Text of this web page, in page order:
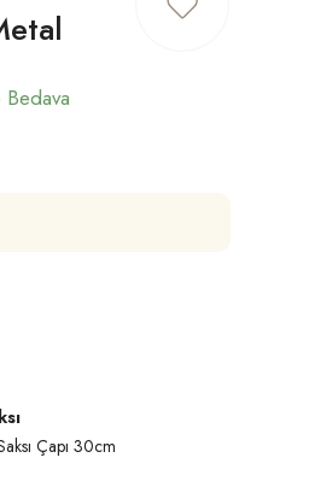
Çapı 30cm